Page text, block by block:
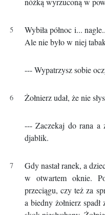
Wybiła północ i...
Ale nie było w niej
--- Wypatrzysz sobie
Żołnierz udał, że nie
--- Zaczekaj do rana a
djablik.
Gdy nastał ranek, a
w otwartem oknie.
przeciągu, czy też za
a biedny żołnierz